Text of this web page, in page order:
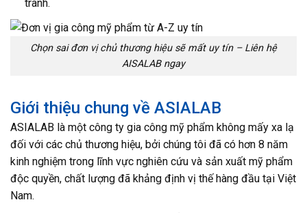
tranh.
Chọn sai đơn vị chủ thương hiệu sẽ mất uy tín – Liên hệ
AISALAB ngay
Giới thiệu chung về ASIALAB
ASIALAB là một công ty gia công mỹ phẩm không mấy xa lạ
đối với các chủ thương hiệu, bởi chúng tôi đã có hơn 8 năm
kinh nghiệm trong lĩnh vực nghiên cứu và sản xuất mỹ phẩm
độc quyền, chất lượng đã khảng định vị thế hàng đầu tại Việt
Nam.